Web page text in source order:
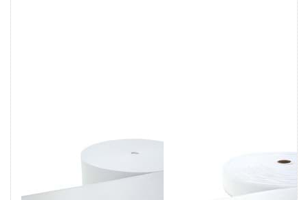
50mm breites
Gummiband
aus Polyester -
aus Polyester -